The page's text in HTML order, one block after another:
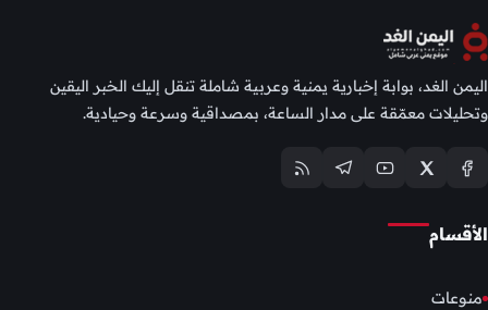
اليمن الغد، بوابة إخبارية يمنية وعربية شاملة تنقل إليك الخبر اليقين
وتحليلات معمّقة على مدار الساعة، بمصداقية وسرعة وحيادية.
الأقسام
منوعات